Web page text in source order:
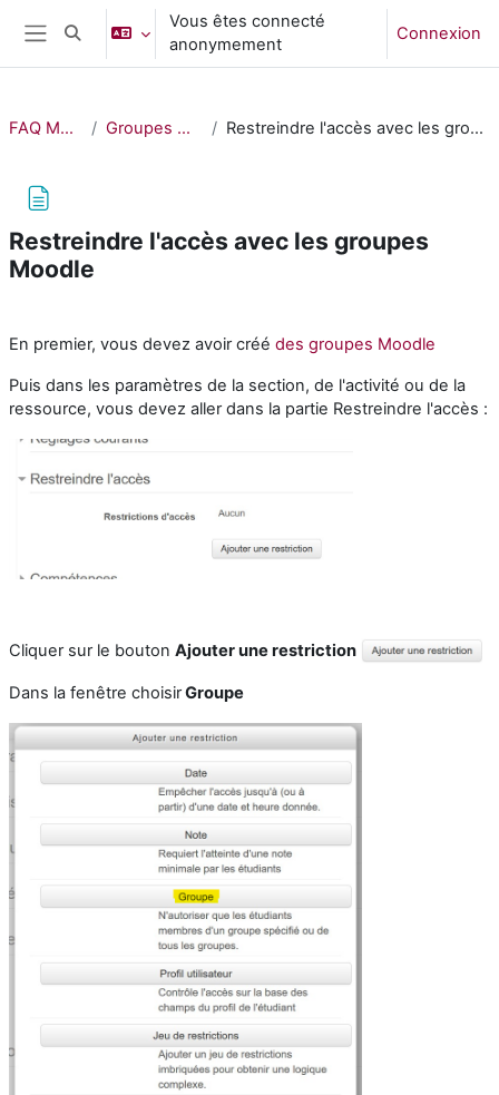
Passer au contenu principal
Panneau latéral
Activer/désactiver la saisie de recherche
Vous êtes connecté
anonymement
Connexion
FAQ Moodle Groupes Moodle Restreindre l'accès avec les groupes Moodle
Restreindre l'accès avec les groupes
Moodle
En premier, vous devez avoir créé des groupes Moodle
Puis dans les paramètres de la section, de l'activité ou de la
ressource, vous devez aller dans la partie Restreindre l'accès :
Cliquer sur le bouton Ajouter une restriction
Dans la fenêtre choisirGroupe